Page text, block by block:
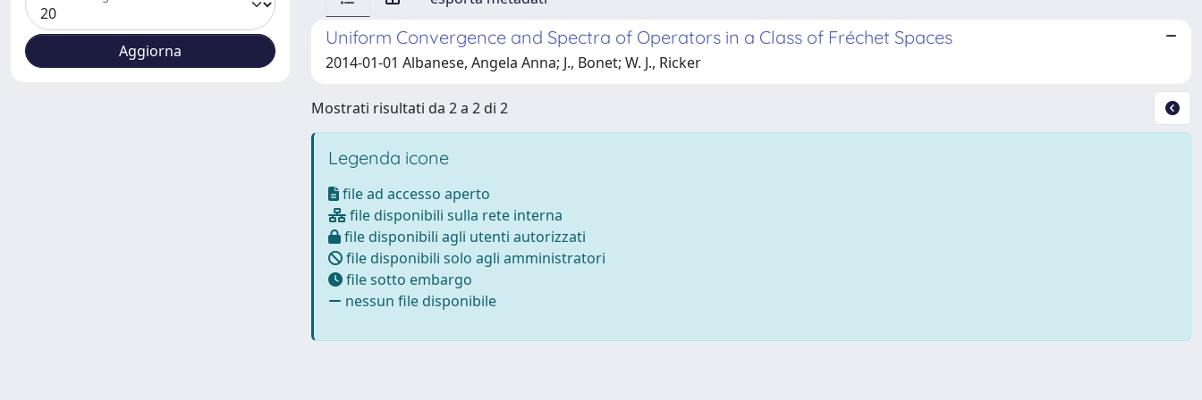
Uniform Convergence and Spectra of Operators in a Class of Fréchet Spaces
2014-01-01 Albanese, Angela Anna; J., Bonet; W. J., Ricker
Mostrati risultati da 2 a 2 di 2
Legenda icone
file ad accesso aperto
file disponibili sulla rete interna
file disponibili agli utenti autorizzati
file disponibili solo agli amministratori
file sotto embargo
nessun file disponibile